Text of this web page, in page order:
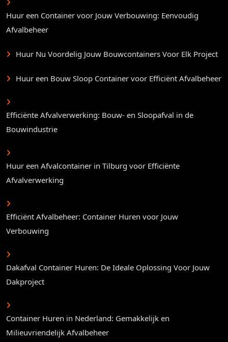
Huur een Container voor Jouw Verbouwing: Eenvoudig
Afvalbeheer
Huur Nu Voordelig Jouw Bouwcontainers Voor Elk Project
Huur een Bouw Sloop Container voor Efficiënt Afvalbeheer
Efficiënte Afvalverwerking: Bouw- en Sloopafval in de
Bouwindustrie
Huur een Afvalcontainer in Tilburg voor Efficiënte
Afvalverwerking
Efficiënt Afvalbeheer: Container Huren voor Jouw
Verbouwing
Dakafval Container Huren: De Ideale Oplossing Voor Jouw
Dakproject
Container Huren in Nederland: Gemakkelijk en
Milieuvriendelijk Afvalbeheer